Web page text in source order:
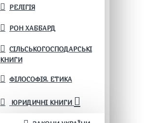
РЕЛІГІЯ
РОН ХАББАРД
СІЛЬСЬКОГОСПОДАРСЬКІ
КНИГИ
ФІЛОСОФІЯ. ЕТИКА
ЮРИДИЧНІ КНИГИ